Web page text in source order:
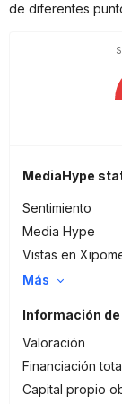
de diferentes
MediaHype
Sentimiento
Media Hype
Vistas en
Más
Información
Valoración
Financiación
Capital propio